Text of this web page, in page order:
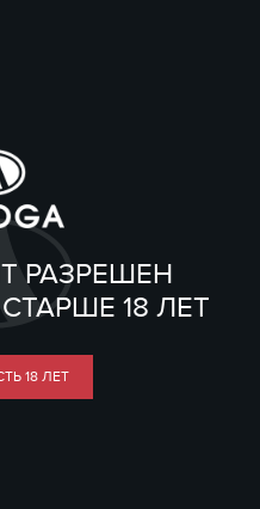
РАЗРЕШЕН
18 ЛЕТ
18 ЛЕТ